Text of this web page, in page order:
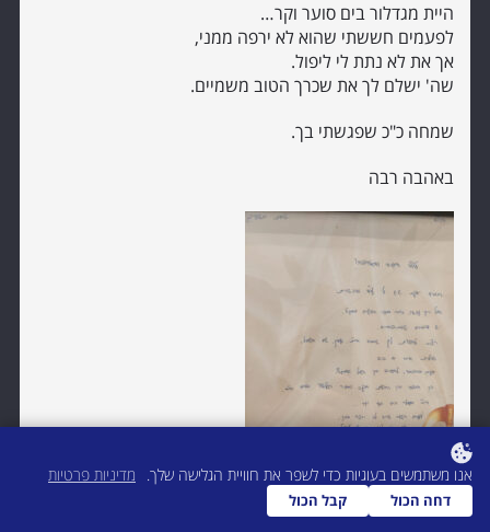
היית מגדלור בים סוער וקר…
לפעמים חששתי שהוא לא ירפה ממני,
אך את לא נתת לי ליפול.
שה' ישלם לך את שכרך הטוב משמיים.
שמחה כ"כ שפגשתי בך.
באהבה רבה
אנו משתמשים בעוגיות כדי לשפר את חוויית הגלישה שלך. מדיניות פרטיות
דחה הכול קבל הכול